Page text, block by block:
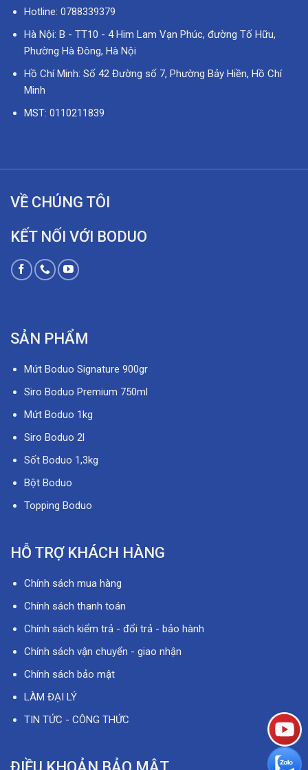
Hotline: 0788339379
Hà Nội: B - TT10 - 4 Him Lam Vạn Phúc, đường Tố Hữu,
Phường Hà Đông, Hà Nội
Hồ Chí Minh: Số 42 Đường số 7, Phường Bảy Hiền, Hồ Chí
Minh
MST: 0110211839
VỀ CHÚNG TÔI
KẾT NỐI VỚI BODUO
SẢN PHẨM
Mứt Boduo Signature 900gr
Siro Boduo Premium 750ml
Mứt Boduo 1kg
Siro Boduo 2l
Sốt Boduo 1,3kg
Bột Boduo
Topping Boduo
HỖ TRỢ KHÁCH HÀNG
Chính sách mua hàng
Chính sách thanh toán
Chính sách kiểm trả - đổi trả - bảo hành
Chính sách vận chuyển - giao nhận
Chính sách bảo mật
LÀM ĐẠI LÝ
TIN TỨC - CÔNG THỨC